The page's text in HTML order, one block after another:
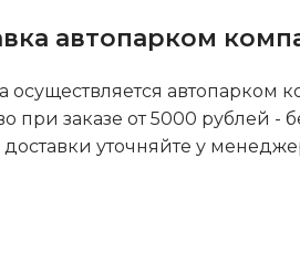
автопарком
осуществляется автопарком
при заказе от 5000 рублей -
уточняйте у